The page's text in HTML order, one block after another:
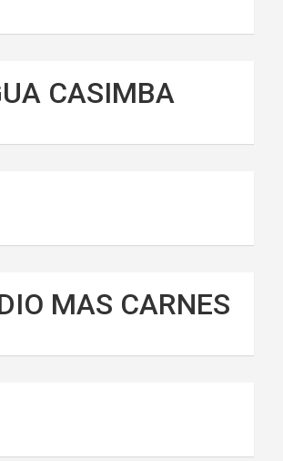
CASIMBA
MAS CARNES